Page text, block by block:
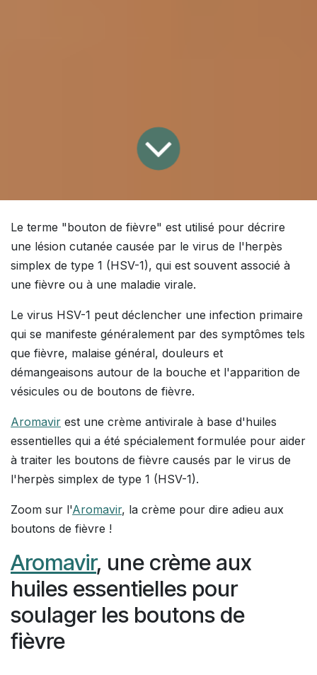
Le terme "bouton de fièvre" est utilisé pour décrire
une lésion cutanée causée par le virus de l'herpès
simplex de type 1 (HSV-1), qui est souvent associé à
une fièvre ou à une maladie virale.
Le virus HSV-1 peut déclencher une infection primaire
qui se manifeste généralement par des symptômes tels
que fièvre, malaise général, douleurs et
démangeaisons autour de la bouche et l'apparition de
vésicules ou de boutons de fièvre.
Aromavir est une crème antivirale à base d'huiles
essentielles qui a été spécialement formulée pour aider
à traiter les boutons de fièvre causés par le virus de
l'herpès simplex de type 1 (HSV-1).
Zoom sur l'Aromavir, la crème pour dire adieu aux
boutons de fièvre !
Aromavir, une crème aux
huiles essentielles pour
soulager les boutons de
fièvre